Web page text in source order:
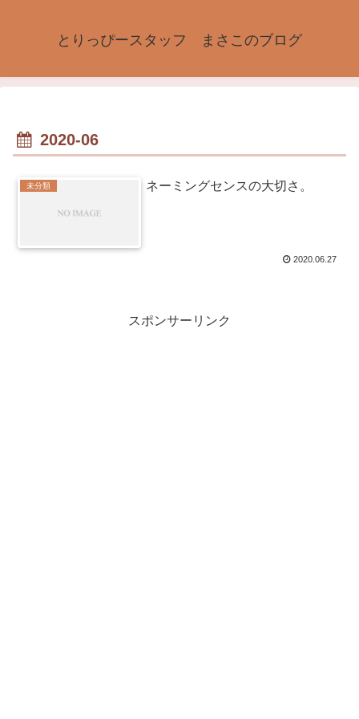
とりっぴースタッフ まさこのブログ
2020-06
未分類 ネーミングセンスの大切さ。
2020.06.27
スポンサーリンク